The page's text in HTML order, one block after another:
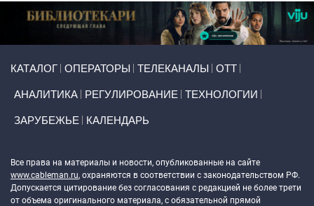
КАТАЛОГ ОПЕРАТОРЫ ТЕЛЕКАНАЛЫ ОТТ
АНАЛИТИКА РЕГУЛИРОВАНИЕ ТЕХНОЛОГИИ
ЗАРУБЕЖЬЕ КАЛЕНДАРЬ
Все права на материалы и новости, опубликованные на сайте
www.cableman.ru, охраняются в соответствии с законодательством РФ.
Допускается цитирование без согласования с редакцией не более трети
от объема оригинального материала, с обязательной прямой